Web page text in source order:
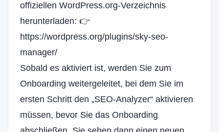
offiziellen WordPress.org-Verzeichnis
herunterladen: 👉
https://wordpress.org/plugins/sky-seo-
manager/
Sobald es aktiviert ist, werden Sie zum
Onboarding weitergeleitet, bei dem Sie im
ersten Schritt den „SEO-Analyzer“ aktivieren
müssen, bevor Sie das Onboarding